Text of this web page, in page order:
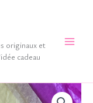
originaux et
cadeau